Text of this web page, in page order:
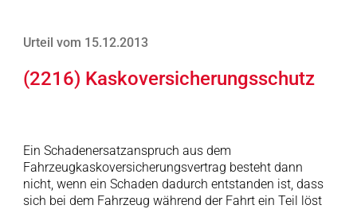
Urteil vom 15.12.2013
(2216) Kaskoversicherungsschutz
Ein Schadenersatzanspruch aus dem
Fahrzeugkaskoversicherungsvertrag besteht dann
nicht, wenn ein Schaden dadurch entstanden ist, dass
sich bei dem Fahrzeug während der Fahrt ein Teil löst